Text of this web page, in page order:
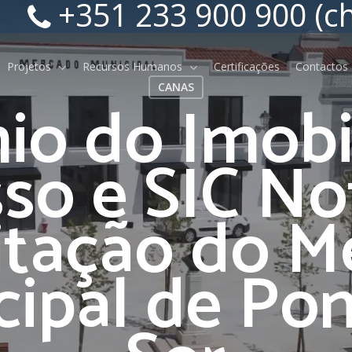
+351 233 900 900
Indicadores Económicos e
Financeiros
Relatórios e Contas
Projetos Recursos Humanos Certificações Contactos
CANAS
do
e SIC
do
de